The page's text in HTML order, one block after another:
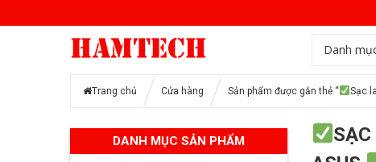
Danh
Trang chủ Cửa hàng Sản phẩm được gắn thẻ “ Sạc
DANH MỤC SẢN PHẨM